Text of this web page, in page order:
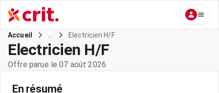
Accueil Electricien H/F
Electricien H/F
Offre parue le 07 août 2026
En résumé